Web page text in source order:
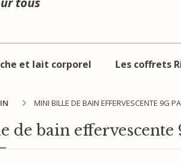
et lait corporel Les coffrets
MINI BILLE DE BAIN EFFERVESCENTE 9G
de bain effervescente